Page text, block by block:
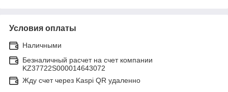
Условия оплаты
Наличными
Безналичный расчет на счет компании
KZ37722S000014643072
Жду счет через Kaspi QR удаленно